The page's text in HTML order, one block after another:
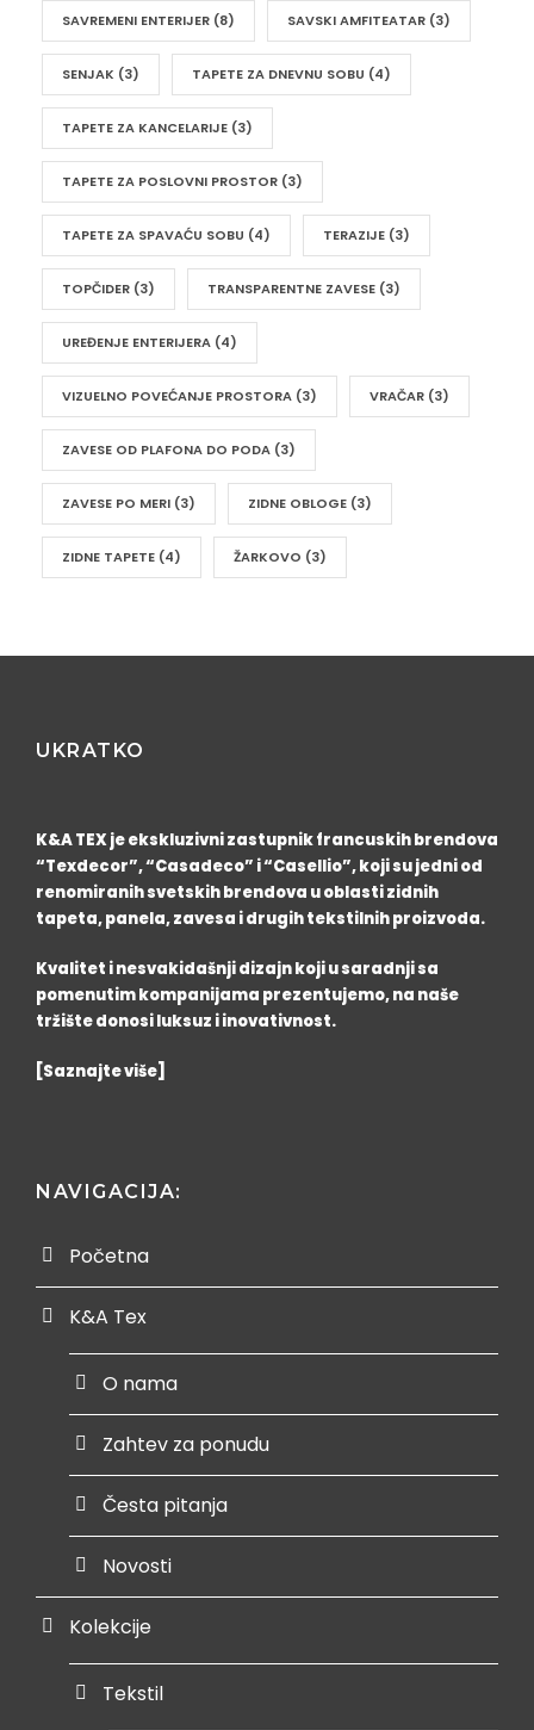
SAVREMENI ENTERIJER (8) SAVSKI AMFITEATAR (3)
SENJAK (3) TAPETE ZA DNEVNU SOBU (4)
TAPETE ZA KANCELARIJE (3)
TAPETE ZA POSLOVNI PROSTOR (3)
TAPETE ZA SPAVAĆU SOBU (4) TERAZIJE (3)
TOPČIDER (3) TRANSPARENTNE ZAVESE (3)
UREĐENJE ENTERIJERA (4)
VIZUELNO POVEĆANJE PROSTORA (3) VRAČAR (3)
ZAVESE OD PLAFONA DO PODA (3)
ZAVESE PO MERI (3) ZIDNE OBLOGE (3)
ZIDNE TAPETE (4) ŽARKOVO (3)
UKRATKO
K&A TEX je ekskluzivni zastupnik francuskih brendova
“Texdecor”, “Casadeco” i “Casellio”, koji su jedni od
renomiranih svetskih brendova u oblasti zidnih
tapeta, panela, zavesa i drugih tekstilnih proizvoda.
Kvalitet i nesvakidašnji dizajn koji u saradnji sa
pomenutim kompanijama prezentujemo, na naše
tržište donosi luksuz i inovativnost.
[Saznajte više]
NAVIGACIJA:
Početna
K&A Tex
O nama
Zahtev za ponudu
Česta pitanja
Novosti
Kolekcije
Tekstil